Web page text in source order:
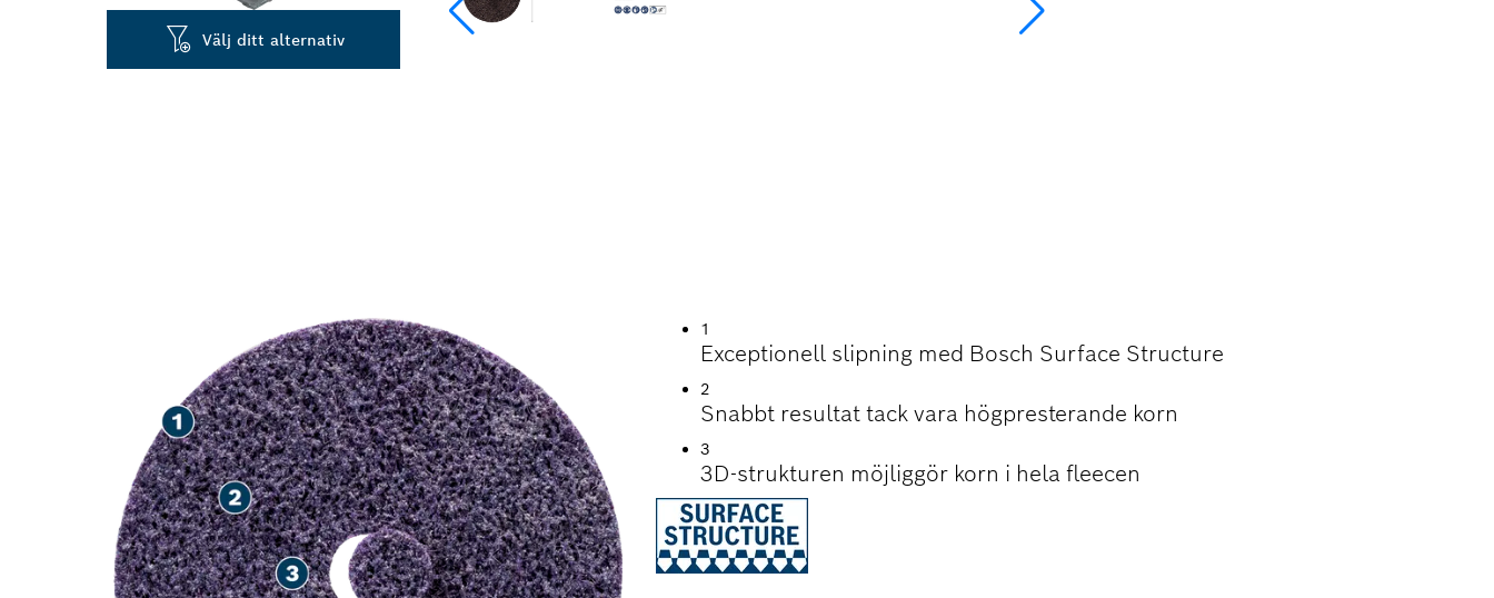
Välj ditt alternativ
1
Exceptionell slipning med Bosch Surface Structure
2
Snabbt resultat tack vara högpresterande korn
3
3D-strukturen möjliggör korn i hela fleecen